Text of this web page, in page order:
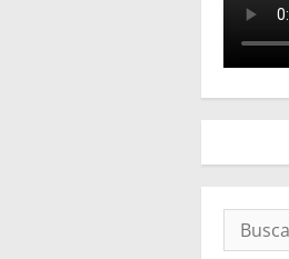
Buscar: